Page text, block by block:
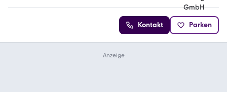
Kontakt Parken